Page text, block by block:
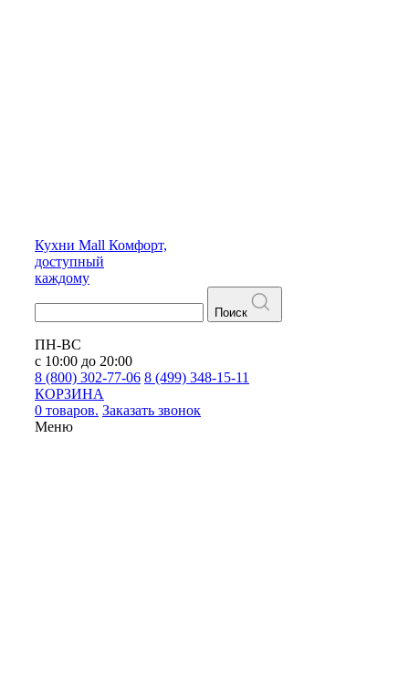
Кухни Mall Комфорт,
доступный
каждому
Поиск
ПН-ВС
с 10:00 до 20:00
8 (800) 302-77-06 8 (499) 348-15-11
КОРЗИНА
0 товаров. Заказать звонок
Меню